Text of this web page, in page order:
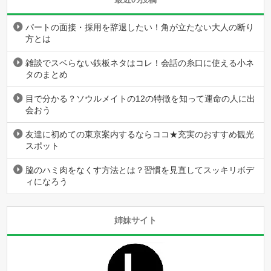
パートの面接・採用を辞退したい！角が立たない大人の断り
方とは
雑談でスベらない鉄板ネタはコレ！会話の糸口に使える小ネ
タのまとめ
目で分かる？ソウルメイトの12の特徴を知って運命の人に出
会おう
友達に初めての東京案内するならココ★充実のおすすめ観光
スポット
脇のハミ肉をなくす方法とは？習慣を見直してスッキリボデ
ィになろう
姉妹サイト